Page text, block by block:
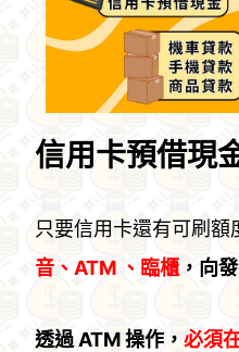
信用卡預借現
只要信用卡還有可刷額
音、ATM 、臨櫃 ，向
透過 ATM 操作， 必須